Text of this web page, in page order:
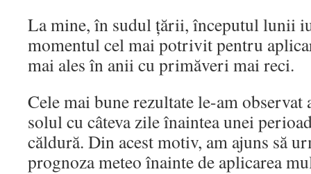
La mine, în sudul țării, începutul lunii
momentul cel mai potrivit pentru
mai ales în anii cu primăveri mai reci.
Cele mai bune rezultate le-am
solul cu câteva zile înaintea unei
căldură. Din acest motiv, am ajuns să
prognoza meteo înainte de aplicarea